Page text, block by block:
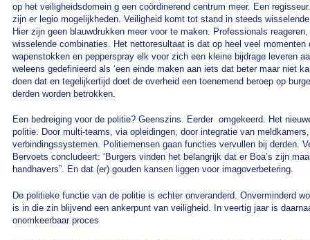
op het veiligheidsdomein g een coördinerend centrum meer. Een
zijn er legio mogelijkheden. Veiligheid komt tot stand in steeds
Hier zijn geen blauwdrukken meer voor te maken. Professionals
wisselende combinaties. Het nettoresultaat is dat op heel veel momenten
wapenstokken en pepperspray elk voor zich een kleine bijdrage leveren
weleens gedefinieerd als ‘een einde maken aan iets dat beter maar niet
doen dat en tegelijkertijd doet de overheid een toenemend beroep op
derden worden betrokken.
Een bedreiging voor de politie? Geenszins. Eerder omgekeerd. Het
politie. Door multi-teams, via opleidingen, door integratie van
verbindingssystemen. Politiemensen gaan functies vervullen bij derden.
Bervoets concludeert: ‘Burgers vinden het belangrijk dat er Boa’s zijn
handhavers”. En dat (er) gouden kansen liggen voor imagoverbetering.
De politieke functie van de politie is echter onveranderd. Onverminderd
is in die zin blijvend een ankerpunt van veiligheid. In veertig jaar is
onomkeerbaar proces